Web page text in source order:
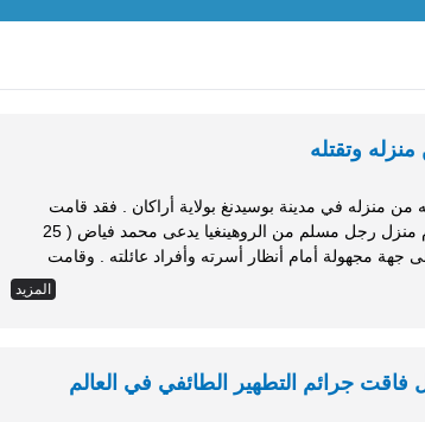
وتقتله
قتل رجل مسلم في ميانمار على أيدي عصابة بوذية اقتادته من منزله في مدينة بوسيدنغ بولاية أراكان . فقد قامت
عصابة مسلحة مكونة من خمسة بوذيين متطرفين باقتحام منزل رجل مسلم من الروهينغيا يدعى محمد فياض ( 25
عاما) في بلدة شاب بازار بمدينة بوسيدنغ، واقتادته عنوة إلى جهة مجهولة أمام أنظار أسرته وأفراد عائلته . وقامت
المزيد
فاقت جرائم التطهير الطائفي في العالم